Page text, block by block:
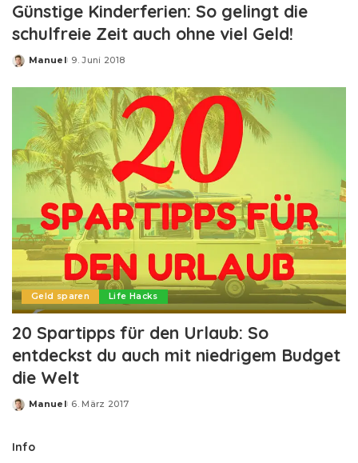
Günstige Kinderferien: So gelingt die
schulfreie Zeit auch ohne viel Geld!
Posted
Manuel 9. Juni 2018
Geld sparen Life Hacks
20 Spartipps für den Urlaub: So
entdeckst du auch mit niedrigem Budget
die Welt
Posted
Manuel 6. März 2017
Info